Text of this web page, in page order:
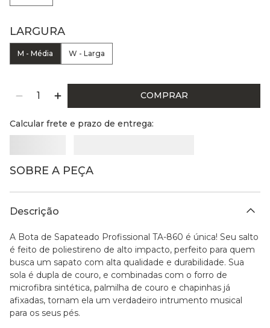
LARGURA
M - Média W - Larga
COMPRAR
Calcular frete e prazo de entrega:
SOBRE A PEÇA
Descrição
A Bota de Sapateado Profissional TA-860 é única! Seu salto
é feito de poliestireno de alto impacto, perfeito para quem
busca um sapato com alta qualidade e durabilidade. Sua
sola é dupla de couro, e combinadas com o forro de
microfibra sintética, palmilha de couro e chapinhas já
afixadas, tornam ela um verdadeiro intrumento musical
para os seus pés.